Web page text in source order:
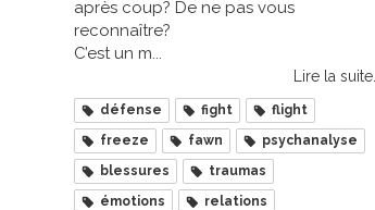
après coup? De ne pas vous
reconnaître?
C’est un m...
Lire la suite...
défense fight
flight
freeze
fawn
psychanalyse
blessures
traumas
émotions
relations